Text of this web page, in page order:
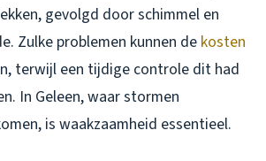
gevolgd door schimmel en
Zulke problemen kunnen de kosten
terwijl een tijdige controle dit had
In Geleen, waar stormen
is waakzaamheid essentieel.